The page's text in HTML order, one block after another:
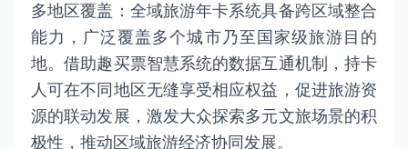
多地区覆盖：全域旅游年卡系统具备跨区域整合
能力，广泛覆盖多个城市乃至国家级旅游目的
地。借助趣买票智慧系统的数据互通机制，持卡
人可在不同地区无缝享受相应权益，促进旅游资
源的联动发展，激发大众探索多元文旅场景的积
极性，推动区域旅游经济协同发展。